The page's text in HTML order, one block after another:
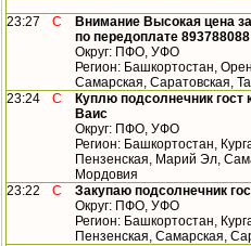
23:27 С
Внимание Высокая цена
по передоплате 893788088
Округ: ПФО, УФО
Регион: Башкортостан,
Самарская, Саратовская,
23:24
С
Куплю подсолнечник
Ваис
Округ: ПФО, УФО
Регион: Башкортостан,
Пензенская, Марий Эл,
Мордовия
23:22
С
Закупаю подсолнечник
Округ: ПФО, УФО
Регион: Башкортостан,
Пензенская, Самарская,